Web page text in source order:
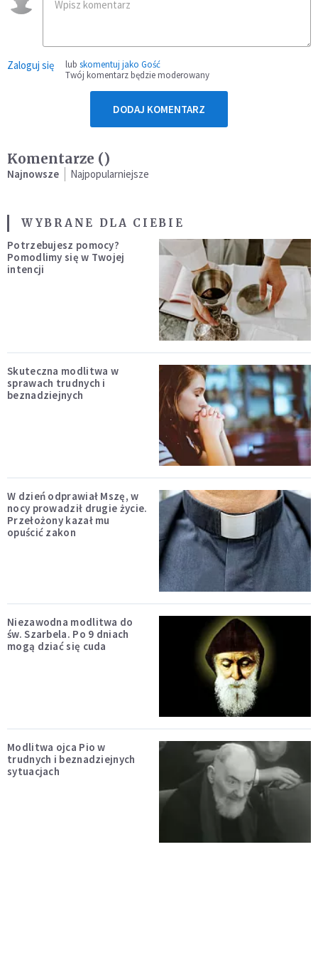
Zaloguj się lub skomentuj jako Gość
Twój komentarz będzie moderowany
DODAJ KOMENTARZ
Komentarze ()
Najnowsze Najpopularniejsze
WYBRANE DLA CIEBIE
Potrzebujesz pomocy?
Pomodlimy się w Twojej
intencji
Skuteczna modlitwa w
sprawach trudnych i
beznadziejnych
W dzień odprawiał Mszę, w
nocy prowadził drugie życie.
Przełożony kazał mu
opuścić zakon
Niezawodna modlitwa do
św. Szarbela. Po 9 dniach
mogą dziać się cuda
Modlitwa ojca Pio w
trudnych i beznadziejnych
sytuacjach